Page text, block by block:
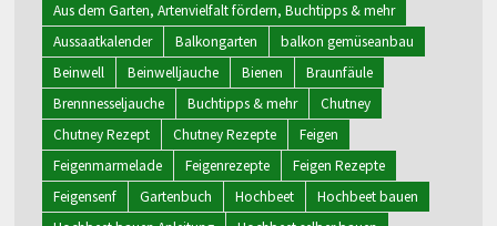
Aus dem Garten, Artenvielfalt fördern, Buchtipps & mehr
Aussaatkalender
Balkongarten
balkon gemüseanbau
Beinwell
Beinwelljauche Bienen
Braunfäule
Brennnesseljauche
Buchtipps & mehr
Chutney
Chutney Rezept
Chutney Rezepte
Feigen
Feigenmarmelade
Feigenrezepte
Feigen Rezepte
Feigensenf
Gartenbuch Hochbeet
Hochbeet bauen